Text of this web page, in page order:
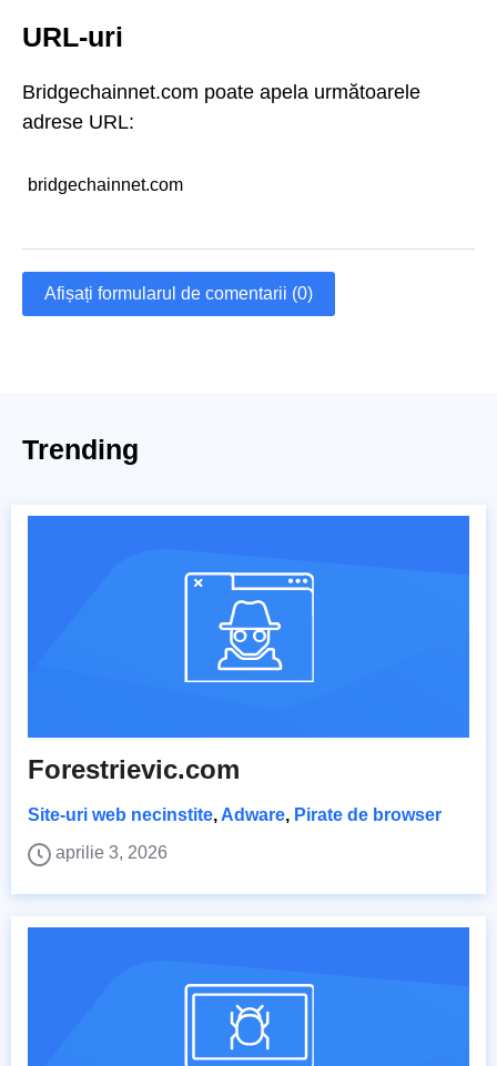
URL-uri
Bridgechainnet.com poate apela următoarele
adrese URL:
bridgechainnet.com
Afișați formularul de comentarii (0)
Trending
Forestrievic.com
Site-uri web necinstite,Adware, Pirate de browser
aprilie 3, 2026